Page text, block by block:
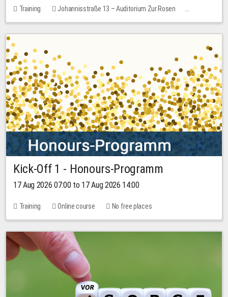
Training
Johannisstraße 13 – Auditorium Zur Rosen
1 place
10.00 EUR
Kick-Off 1 - Honours-Programm
17 Aug 2026 07:00 to 17 Aug 2026 14:00
Training Online course No free places